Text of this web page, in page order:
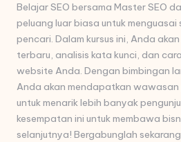
Belajar SEO bersama Master SEO
peluang luar biasa untuk
pencari. Dalam kursus ini, Anda
terbaru, analisis kata kunci, dan
website Anda. Dengan bimbingan
Anda akan mendapatkan
untuk menarik lebih banyak
kesempatan ini untuk membawa
selanjutnya! Bergabunglah